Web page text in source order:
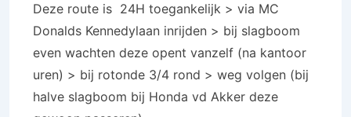
Deze route is 24H toegankelijk > via MC
Donalds Kennedylaan inrijden > bij slagboom
even wachten deze opent vanzelf (na kantoor
uren) > bij rotonde 3/4 rond > weg volgen (bij
halve slagboom bij Honda vd Akker deze